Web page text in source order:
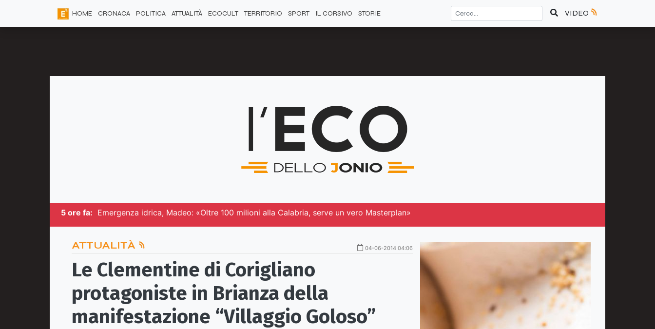
HOME CRONACA POLITICA ATTUALITÀ ECOCULT TERRITORIO SPORT IL CORSIVO STORIE VIDEO
5 ore fa: Emergenza idrica, Madeo: «Oltre 100 milioni alla Calabria, serve un vero Masterplan»
ATTUALITÀ 04-06-2014 04:06
Le Clementine di Corigliano
protagoniste in Brianza della
manifestazione “Villaggio Goloso”